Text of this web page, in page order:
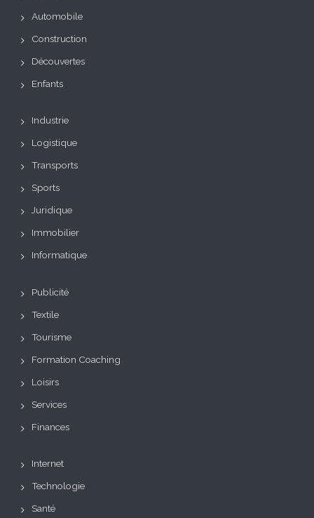
Automobile
Construction
Découvertes
Enfants
Industrie
Logistique
Transports
Sports
Juridique
Immobilier
Informatique
Publicité
Textile
Tourisme
Formation Coaching
Loisirs
Services
Finances
Internet
Technologie
Santé